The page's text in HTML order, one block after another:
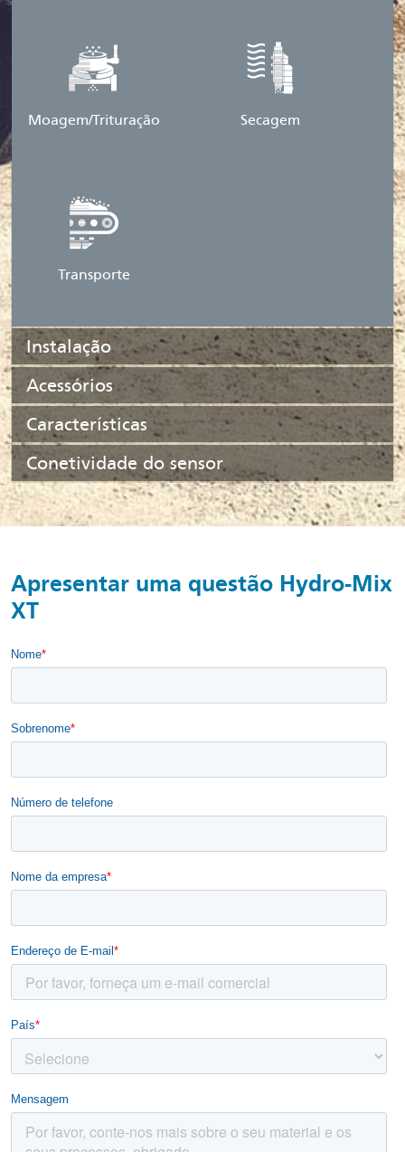
Moagem/Trituração Secagem
Transporte
Instalação
Acessórios
Características
Conetividade do sensor
Apresentar uma questão Hydro-Mix
XT